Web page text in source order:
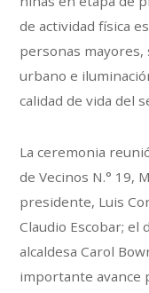
de actividad física
personas
urbano e
calidad de vida del
La ceremonia
de Vecinos N.° 19,
presidente, Luis
Claudio Escobar; el
alcaldesa Carol
importante avance